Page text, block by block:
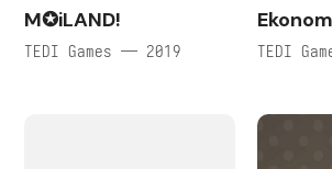
M✪iLAND!
TEDI Games — 2019
Ekonom
TEDI